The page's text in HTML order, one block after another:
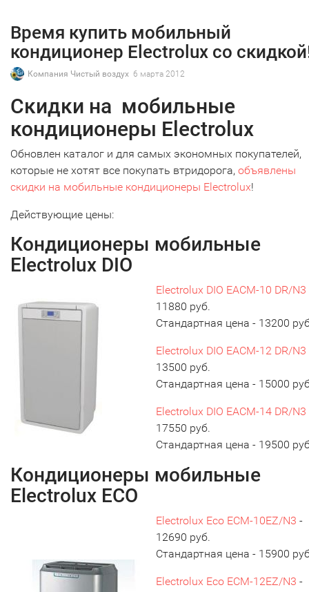
Время купить мобильный
кондиционер Electrolux со
Компания Чистый воздух 6 марта 2012
Скидки на мобильные
кондиционеры Electrolux
Обновлен каталог и для самых экономных покупателей,
которые не хотят все покупать втридорога, объявлены
скидки на мобильные кондиционеры Electrolux!
Действующие цены:
Кондиционеры мобильные
Electrolux DIO
Electrolux DIO EACM-10 DR/N3
11880 руб.
Стандартная цена - 13200
Electrolux DIO EACM-12 DR/N3
13500 руб.
Стандартная цена - 15000
Electrolux DIO EACM-14 DR/N3
17550 руб.
Стандартная цена - 19500
Кондиционеры мобильные
Electrolux ECO
Electrolux Eco ECM-10EZ/N3 -
12690 руб.
Стандартная цена - 15900
Electrolux Eco ECM-12EZ/N3 -